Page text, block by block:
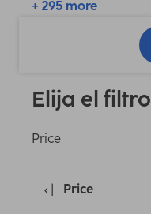
+ 295 more
Elija el filtro
Price
Price